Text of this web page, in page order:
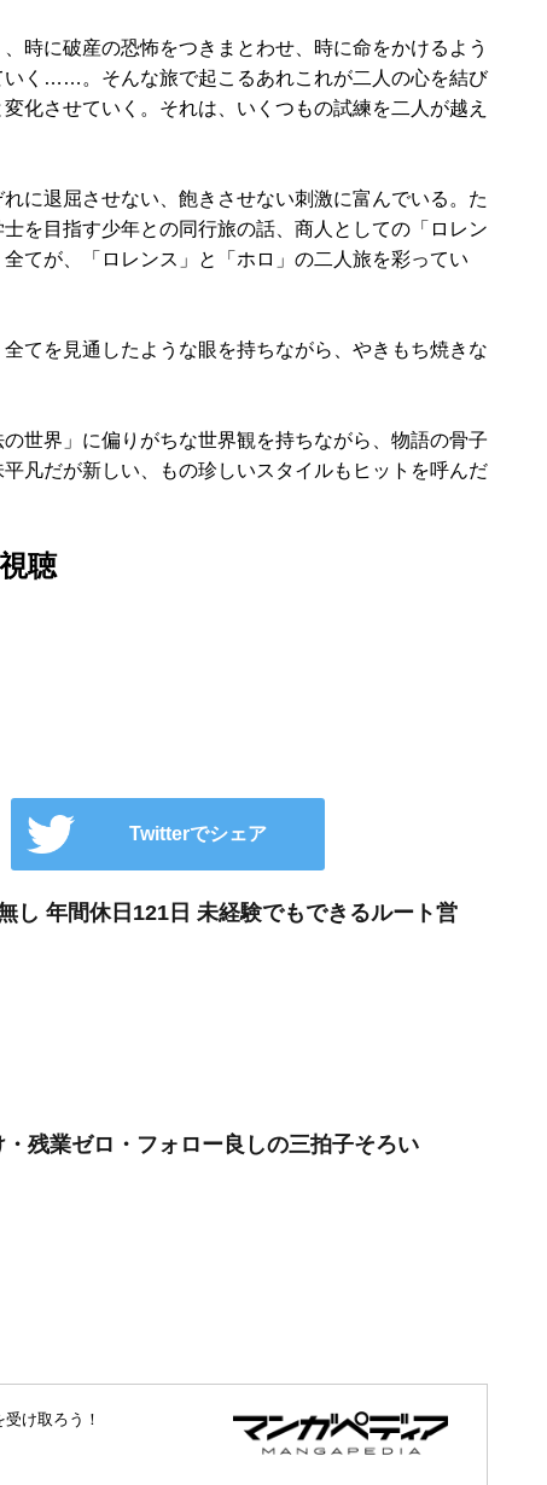
時に破産の恐怖をつきまとわせ、時に命をかけるよう
く……。そんな旅で起こるあれこれが二人の心を結び
化させていく。それは、いくつもの試練を二人が越え
に退屈させない、飽きさせない刺激に富んでいる。た
を目指す少年との同行旅の話、商人としての「ロレン
てが、「ロレンス」と「ホロ」の二人旅を彩ってい
てを見通したような眼を持ちながら、やきもち焼きな
世界」に偏りがちな世界観を持ちながら、物語の骨子
凡だが新しい、もの珍しいスタイルもヒットを呼んだ
聴
Twitterでシェア
し 年間休日121日 未経験でもできるルート営
残業ゼロ・フォロー良しの三拍子そろい
け取ろう！